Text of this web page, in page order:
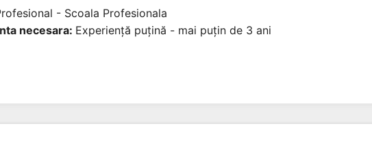
- Scoala Profesionala
necesara: Experiență puțină - mai puțin de 3 ani